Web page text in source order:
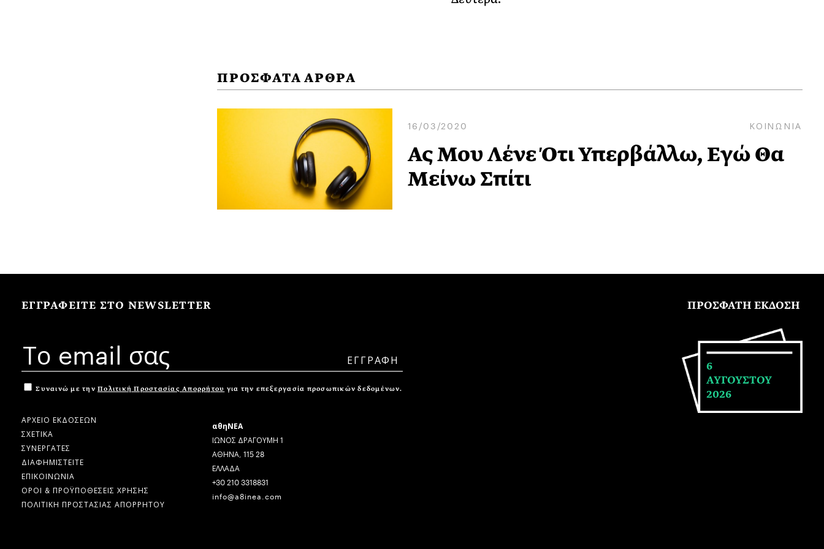
ΠΡΟΣΦΑΤΑ ΑΡΘΡΑ
16/03/2020 ΚΟΙΝΩΝΙΑ
Ας Μου Λένε Ότι Υπερβάλλω, Εγώ Θα
Μείνω Σπίτι
ΕΓΓΡΑΦΕΙΤΕ ΣΤΟ NEWSLETTER
Συναινώ με την Πολιτική Προστασίας Απορρήτου για την επεξεργασία προσωπικών δεδομένων.
ΑΡΧΕΙΟ ΕΚΔΟΣΕΩΝ
ΣΧΕΤΙΚΑ
ΣΥΝΕΡΓΑΤΕΣ
ΔΙΑΦΗΜΙΣΤΕΙΤΕ
ΕΠΙΚΟΙΝΩΝΙΑ
ΟΡΟΙ & ΠΡΟΫΠΟΘΕΣΕΙΣ ΧΡΗΣΗΣ
ΠΟΛΙΤΙΚΗ ΠΡΟΣΤΑΣΙΑΣ ΑΠΟΡΡΗΤΟΥ
αθηΝΕΑ
ΙΩΝΟΣ ΔΡΑΓΟΥΜΗ 1
ΑΘΗΝΑ, 115 28
ΕΛΛΑΔΑ
+30 210 3318831
info@a8inea.com
ΠΡΟΣΦΑΤΗ ΕΚΔΟΣΗ
6
ΑΥΓΟΥΣΤΟΥ
2026